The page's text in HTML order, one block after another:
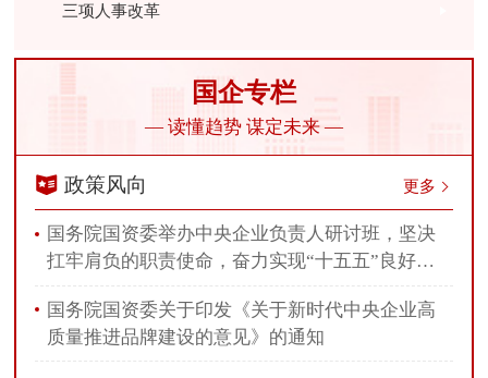
三项人事改革
国企专栏
— 读懂趋势 谋定未来 —
政策风向 更多
国务院国资委举办中央企业负责人研讨班，坚决
扛牢肩负的职责使命，奋力实现“十五五”良好开
国务院国资委关于印发《关于新时代中央企业高
质量推进品牌建设的意见》的通知